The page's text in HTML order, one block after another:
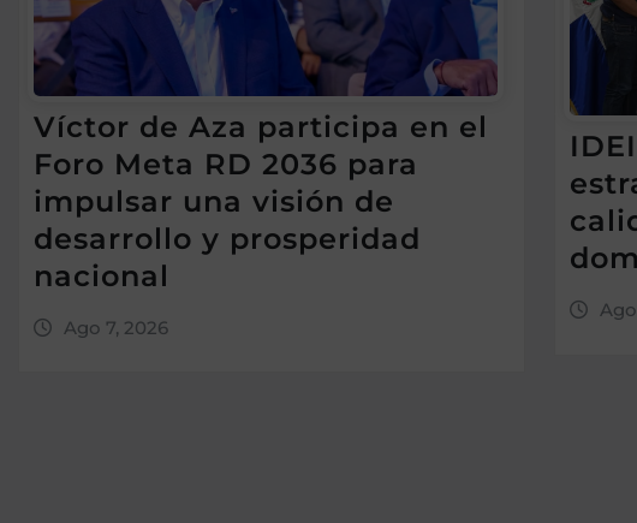
Víctor de Aza participa en el
Foro Meta RD 2036 para
impulsar una visión de
desarrollo y prosperidad
nacional
Ago 7, 2026